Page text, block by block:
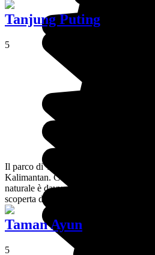
Tanjung Puting
5
Il parco di Tanjung Puting è situato
Kalimantan. Con una superficie di oltre
naturale è davvero l'occasione perfetta
scoperta della giungla indonesiana.
Taman Ayun
5